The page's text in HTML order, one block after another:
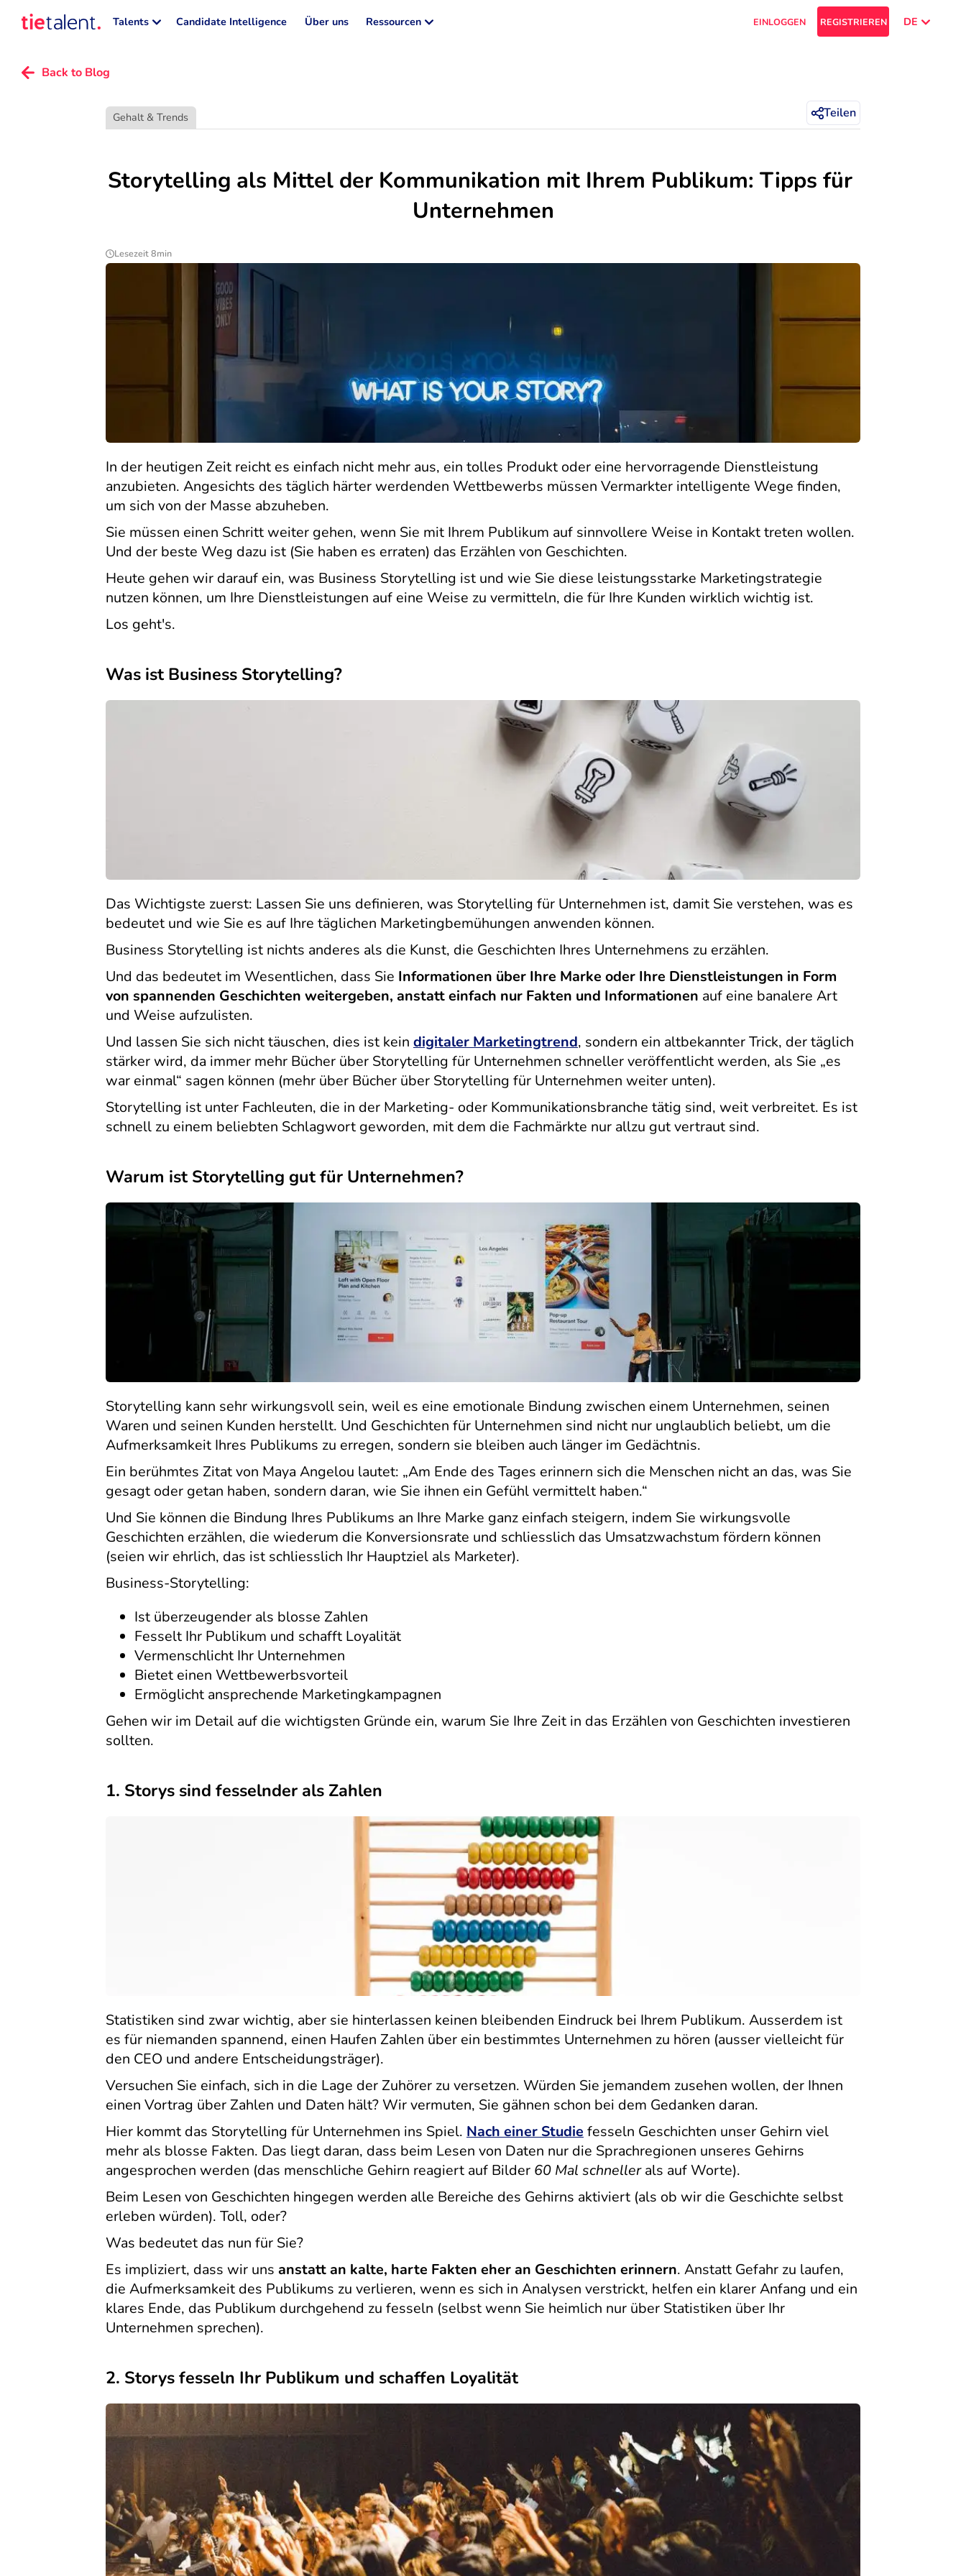
Talents Candidate Intelligence Über uns Ressourcen EINLOGGEN REGISTRIEREN DE
Back to Blog
Teilen
Gehalt & Trends
Storytelling als Mittel der Kommunikation mit Ihrem Publikum: Tipps für
Unternehmen
Lesezeit 8min
In der heutigen Zeit reicht es einfach nicht mehr aus, ein tolles Produkt oder eine hervorragende Dienstleistung
anzubieten. Angesichts des täglich härter werdenden Wettbewerbs müssen Vermarkter intelligente Wege finden,
um sich von der Masse abzuheben.
Sie müssen einen Schritt weiter gehen, wenn Sie mit Ihrem Publikum auf sinnvollere Weise in Kontakt treten wollen.
Und der beste Weg dazu ist (Sie haben es erraten) das Erzählen von Geschichten.
Heute gehen wir darauf ein, was Business Storytelling ist und wie Sie diese leistungsstarke Marketingstrategie
nutzen können, um Ihre Dienstleistungen auf eine Weise zu vermitteln, die für Ihre Kunden wirklich wichtig ist.
Los geht's.
Was ist Business Storytelling?
Das Wichtigste zuerst: Lassen Sie uns definieren, was Storytelling für Unternehmen ist, damit Sie verstehen, was es
bedeutet und wie Sie es auf Ihre täglichen Marketingbemühungen anwenden können.
Business Storytelling ist nichts anderes als die Kunst, die Geschichten Ihres Unternehmens zu erzählen.
Und das bedeutet im Wesentlichen, dass Sie Informationen über Ihre Marke oder Ihre Dienstleistungen in Form
von spannenden Geschichten weitergeben, anstatt einfach nur Fakten und Informationen auf eine banalere Art
und Weise aufzulisten.
Und lassen Sie sich nicht täuschen, dies ist kein digitaler Marketingtrend, sondern ein altbekannter Trick, der täglich
stärker wird, da immer mehr Bücher über Storytelling für Unternehmen schneller veröffentlicht werden, als Sie „es
war einmal“ sagen können (mehr über Bücher über Storytelling für Unternehmen weiter unten).
Storytelling ist unter Fachleuten, die in der Marketing- oder Kommunikationsbranche tätig sind, weit verbreitet. Es ist
schnell zu einem beliebten Schlagwort geworden, mit dem die Fachmärkte nur allzu gut vertraut sind.
Warum ist Storytelling gut für Unternehmen?
Storytelling kann sehr wirkungsvoll sein, weil es eine emotionale Bindung zwischen einem Unternehmen, seinen
Waren und seinen Kunden herstellt. Und Geschichten für Unternehmen sind nicht nur unglaublich beliebt, um die
Aufmerksamkeit Ihres Publikums zu erregen, sondern sie bleiben auch länger im Gedächtnis.
Ein berühmtes Zitat von Maya Angelou lautet: „Am Ende des Tages erinnern sich die Menschen nicht an das, was Sie
gesagt oder getan haben, sondern daran, wie Sie ihnen ein Gefühl vermittelt haben.“
Und Sie können die Bindung Ihres Publikums an Ihre Marke ganz einfach steigern, indem Sie wirkungsvolle
Geschichten erzählen, die wiederum die Konversionsrate und schliesslich das Umsatzwachstum fördern können
(seien wir ehrlich, das ist schliesslich Ihr Hauptziel als Marketer).
Business-Storytelling:
Ist überzeugender als blosse Zahlen
Fesselt Ihr Publikum und schafft Loyalität
Vermenschlicht Ihr Unternehmen
Bietet einen Wettbewerbsvorteil
Ermöglicht ansprechende Marketingkampagnen
Gehen wir im Detail auf die wichtigsten Gründe ein, warum Sie Ihre Zeit in das Erzählen von Geschichten investieren
sollten.
1. Storys sind fesselnder als Zahlen
Statistiken sind zwar wichtig, aber sie hinterlassen keinen bleibenden Eindruck bei Ihrem Publikum. Ausserdem ist
es für niemanden spannend, einen Haufen Zahlen über ein bestimmtes Unternehmen zu hören (ausser vielleicht für
den CEO und andere Entscheidungsträger).
Versuchen Sie einfach, sich in die Lage der Zuhörer zu versetzen. Würden Sie jemandem zusehen wollen, der Ihnen
einen Vortrag über Zahlen und Daten hält? Wir vermuten, Sie gähnen schon bei dem Gedanken daran.
Hier kommt das Storytelling für Unternehmen ins Spiel. Nach einer Studie fesseln Geschichten unser Gehirn viel
mehr als blosse Fakten. Das liegt daran, dass beim Lesen von Daten nur die Sprachregionen unseres Gehirns
angesprochen werden (das menschliche Gehirn reagiert auf Bilder 60 Mal schnellerals auf Worte).
Beim Lesen von Geschichten hingegen werden alle Bereiche des Gehirns aktiviert (als ob wir die Geschichte selbst
erleben würden). Toll, oder?
Was bedeutet das nun für Sie?
Es impliziert, dass wir uns anstatt an kalte, harte Fakten eher an Geschichten erinnern. Anstatt Gefahr zu laufen,
die Aufmerksamkeit des Publikums zu verlieren, wenn es sich in Analysen verstrickt, helfen ein klarer Anfang und ein
klares Ende, das Publikum durchgehend zu fesseln (selbst wenn Sie heimlich nur über Statistiken über Ihr
Unternehmen sprechen).
2. Storys fesseln Ihr Publikum und schaffen Loyalität